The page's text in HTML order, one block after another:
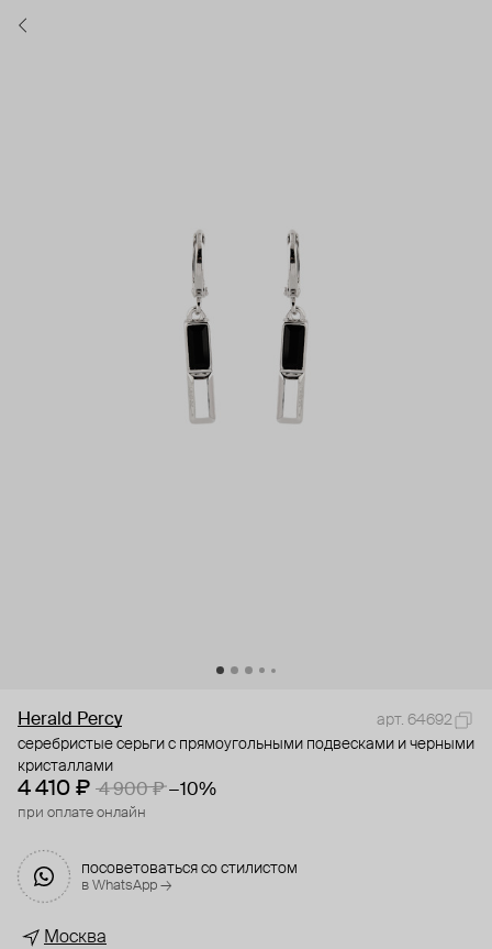
Herald Percy
арт. 64692
серебристые серьги с прямоугольными подвесками и черными
кристаллами
4 410 ₽ 4 900 ₽ −10%
при оплате онлайн
посоветоваться со стилистом
в WhatsApp →
Москва